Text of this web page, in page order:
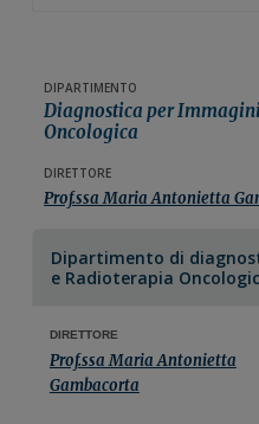
DIPARTIMENTO
Diagnostica per
Oncologica
DIRETTORE
Prof.ssa Maria Antonietta
Dipartimento di
e Radioterapia
DIRETTORE
Prof.ssa Maria Antonietta
Gambacorta